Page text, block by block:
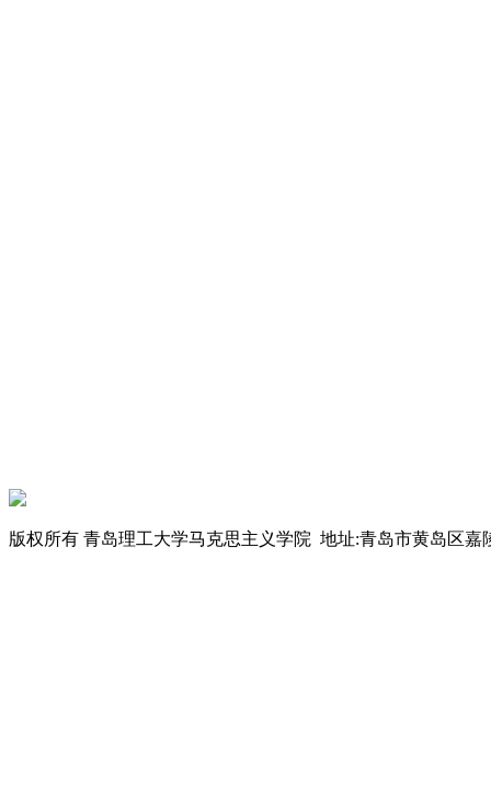
版权所有 青岛理工大学马克思主义学院 地址:青岛市黄岛区嘉